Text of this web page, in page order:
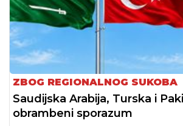
ZBOG REGIONALNOG SUKOBA
Saudijska Arabija, Turska i
obrambeni sporazum